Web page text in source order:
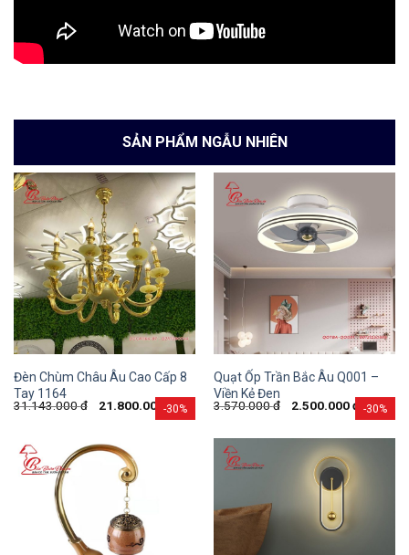
SẢN PHẨM NGẪU NHIÊN
-30%
Đèn Chùm Châu Âu Cao Cấp 8
Tay 1164
31.143.000đ 21.800.000 đ -30%
Quạt Ốp Trần Bắc Âu Q001 –
Viền Kẻ Đen
3.570.000đ 2.500.000đ